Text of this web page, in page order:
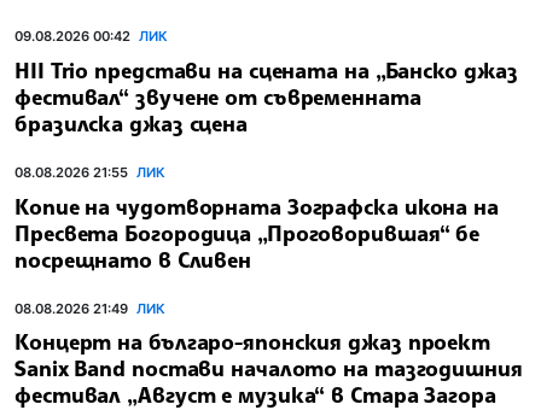
09.08.2026 00:42 ЛИК
HII Trio представи на сцената на „Банско джаз
фестивал“ звучене от съвременната
бразилска джаз сцена
08.08.2026 21:55 ЛИК
Копие на чудотворната Зографска икона на
Пресвета Богородица „Проговорившая“ бе
посрещнато в Сливен
08.08.2026 21:49 ЛИК
Концерт на българо-японския джаз проект
Sanix Band постави началото на тазгодишния
фестивал „Август е музика“ в Стара Загора